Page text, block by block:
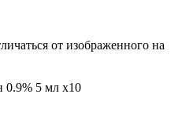
от изображенного на
0.9% 5 мл x10